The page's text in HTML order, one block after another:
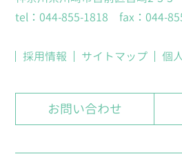
tel：044-855-1818 fax：044-
採用情報 サイトマップ 個
お問い合わせ